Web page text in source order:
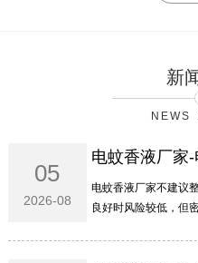
新
NEWS
05
2026-08
电蚊香液厂家
吗...
电蚊香液厂家不建议
良好时风险较低，但